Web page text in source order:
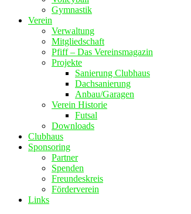
Gymnastik
Verein
Verwaltung
Mitgliedschaft
Pfiff – Das Vereinsmagazin
Projekte
Sanierung Clubhaus
Dachsanierung
Anbau/Garagen
Verein Historie
Futsal
Downloads
Clubhaus
Sponsoring
Partner
Spenden
Freundeskreis
Förderverein
Links